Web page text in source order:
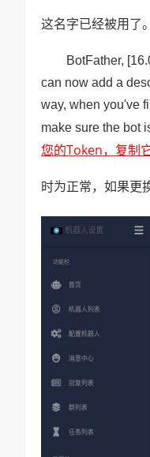
这名字已经被用了
BotFather,
can now add a
way, when you've
make sure the bot
您的Token，复制它
时为正常，如果更